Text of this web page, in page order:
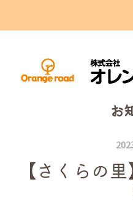
お
【さくらの